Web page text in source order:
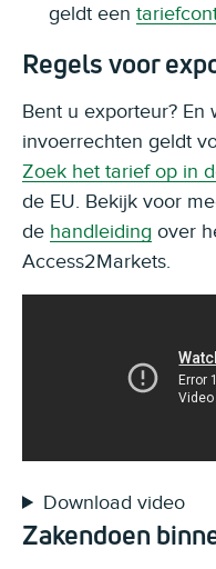
geldt een
Regels voor
Bent u exporteur?
invoerrechten geldt
Zoek het tarief op in
de EU. Bekijk voor
de handleiding over
Access2Markets.
Download video
Zakendoen